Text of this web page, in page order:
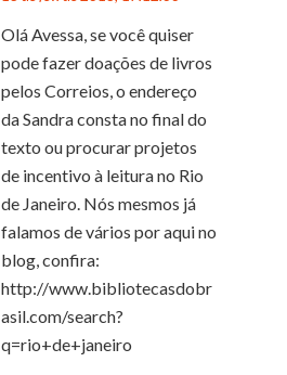
Olá Avessa, se você quiser
pode fazer doações de livros
pelos Correios, o endereço
da Sandra consta no final do
texto ou procurar projetos
de incentivo à leitura no Rio
de Janeiro. Nós mesmos já
falamos de vários por aqui no
blog, confira:
http://www.bibliotecasdobr
asil.com/search?
q=rio+de+janeiro